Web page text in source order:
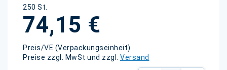
250 St.
74,15 €
Preis/VE (Verpackungseinheit)
Preise zzgl. MwSt und zzgl. Versand